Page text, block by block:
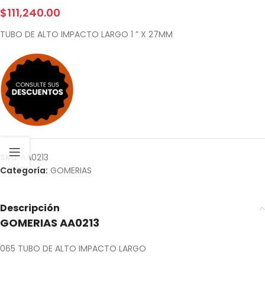
$111,240.00
TUBO DE ALTO IMPACTO LARGO 1 ” X 27MM
SKU: AA0213
Categoría: GOMERIAS
Descripción
GOMERIAS AA0213
065 TUBO DE ALTO IMPACTO LARGO